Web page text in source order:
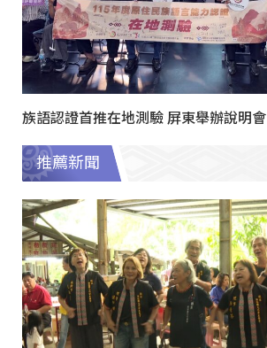
族語認證首推在地測驗 屏東舉辦說明會
推薦新聞